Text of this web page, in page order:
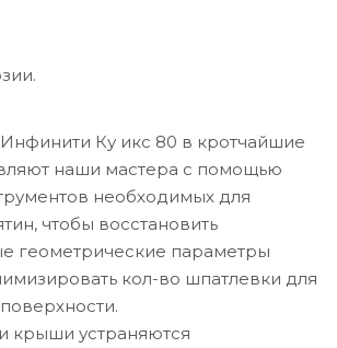
Ку икс 80 в кротчайшие
наши мастера с помощью
необходимых для
чтобы восстановить
геометрические параметры
кол-во шпатлевки для
крыши устраняются